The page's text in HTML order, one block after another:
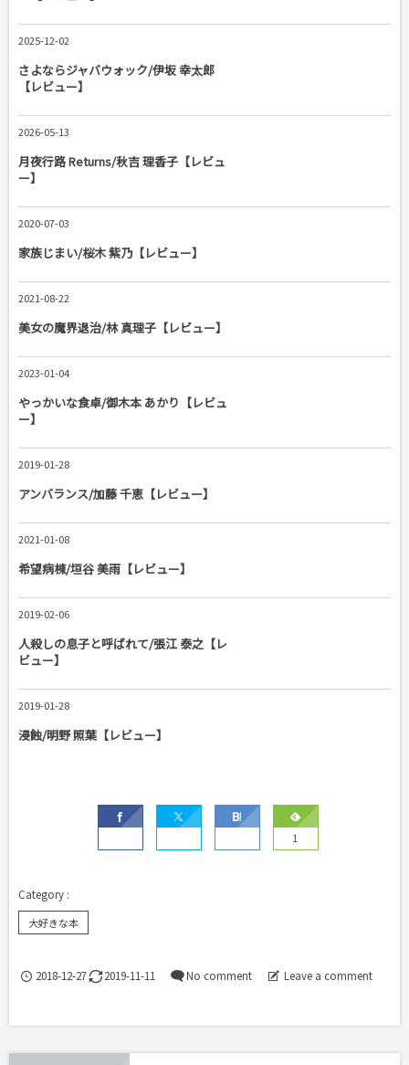
2025-12-02
さよならジャバウォック/伊坂 幸太郎
【レビュー】
2026-05-13
月夜行路 Returns/秋吉 理香子【レビュ
ー】
2020-07-03
家族じまい/桜木 紫乃【レビュー】
2021-08-22
美女の魔界退治/林 真理子【レビュー】
2023-01-04
やっかいな食卓/御木本 あかり【レビュ
ー】
2019-01-28
アンバランス/加藤 千恵【レビュー】
2021-01-08
希望病棟/垣谷 美雨【レビュー】
2019-02-06
人殺しの息子と呼ばれて/張江 泰之【レ
ビュー】
2019-01-28
浸蝕/明野 照葉【レビュー】
1
大好きな本
2018-12-27 2019-11-11 No comment Leave a comment